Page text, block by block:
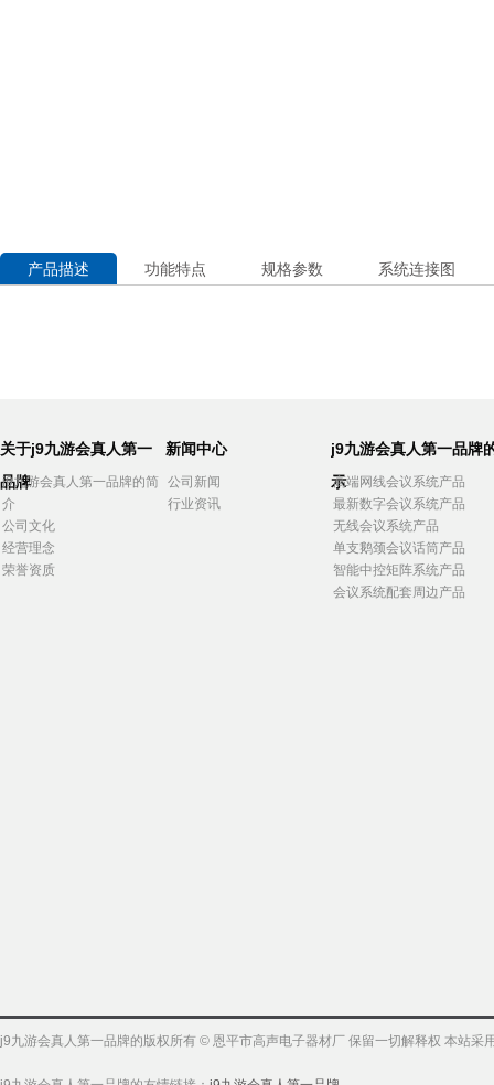
产品描述 功能特点 规格参数 系统连接图
关于j9九游会真人第一
品牌
j9九游会真人第一品牌的简
介
公司文化
经营理念
荣誉资质
新闻中心
公司新闻
行业资讯
j9九游会真人第一品牌
示
高端网线会议系统产品
最新数字会议系统产品
无线会议系统产品
单支鹅颈会议话筒产品
智能中控矩阵系统产品
会议系统配套周边产品
j9九游会真人第一品牌的版权所有 © 恩平市高声电子器材厂 保留一切解释权 本站采